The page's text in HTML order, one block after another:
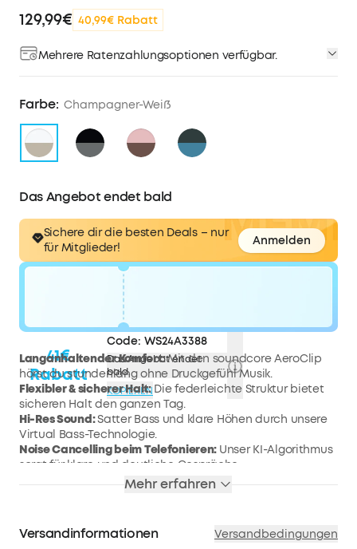
129,99€ 40,99€ Rabatt
Mehrere Ratenzahlungsoptionen verfügbar.
Farbe: Champagner-Weiß
Das Angebot endet bald
Sichere dir die besten Deals – nur
für Mitglieder!
Anmelden
41€
Rabatt
Code: WS24A3388
Das Angebot endet
bald.
KOPIEREN
Langanhaltender Komfort:Mit den soundcore AeroClip
hörst du stundenlang ohne Druckgefühl Musik.
Flexibler & sicherer Halt:Die federleichte Struktur bietet
sicheren Halt den ganzen Tag.
Hi-Res Sound:Satter Bass und klare Höhen durch unsere
Virtual Bass-Technologie.
Noise Cancelling beim Telefonieren: Unser KI-Algorithmus
sorgt für klare und deutliche Gespräche.
Bleib verbunden dank Open-Ear Design:
Mehr erfahren
Versandinformationen Versandbedingungen